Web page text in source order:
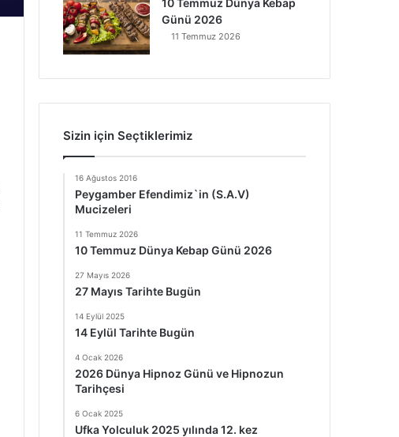
10 Temmuz Dünya Kebap
Günü 2026
11 Temmuz 2026
Sizin için Seçtiklerimiz
16 Ağustos 2016
Peygamber Efendimiz`in (S.A.V)
Mucizeleri
11 Temmuz 2026
10 Temmuz Dünya Kebap Günü 2026
27 Mayıs 2026
27 Mayıs Tarihte Bugün
14 Eylül 2025
14 Eylül Tarihte Bugün
4 Ocak 2026
2026 Dünya Hipnoz Günü ve Hipnozun
Tarihçesi
6 Ocak 2025
Ufka Yolculuk 2025 yılında 12. kez